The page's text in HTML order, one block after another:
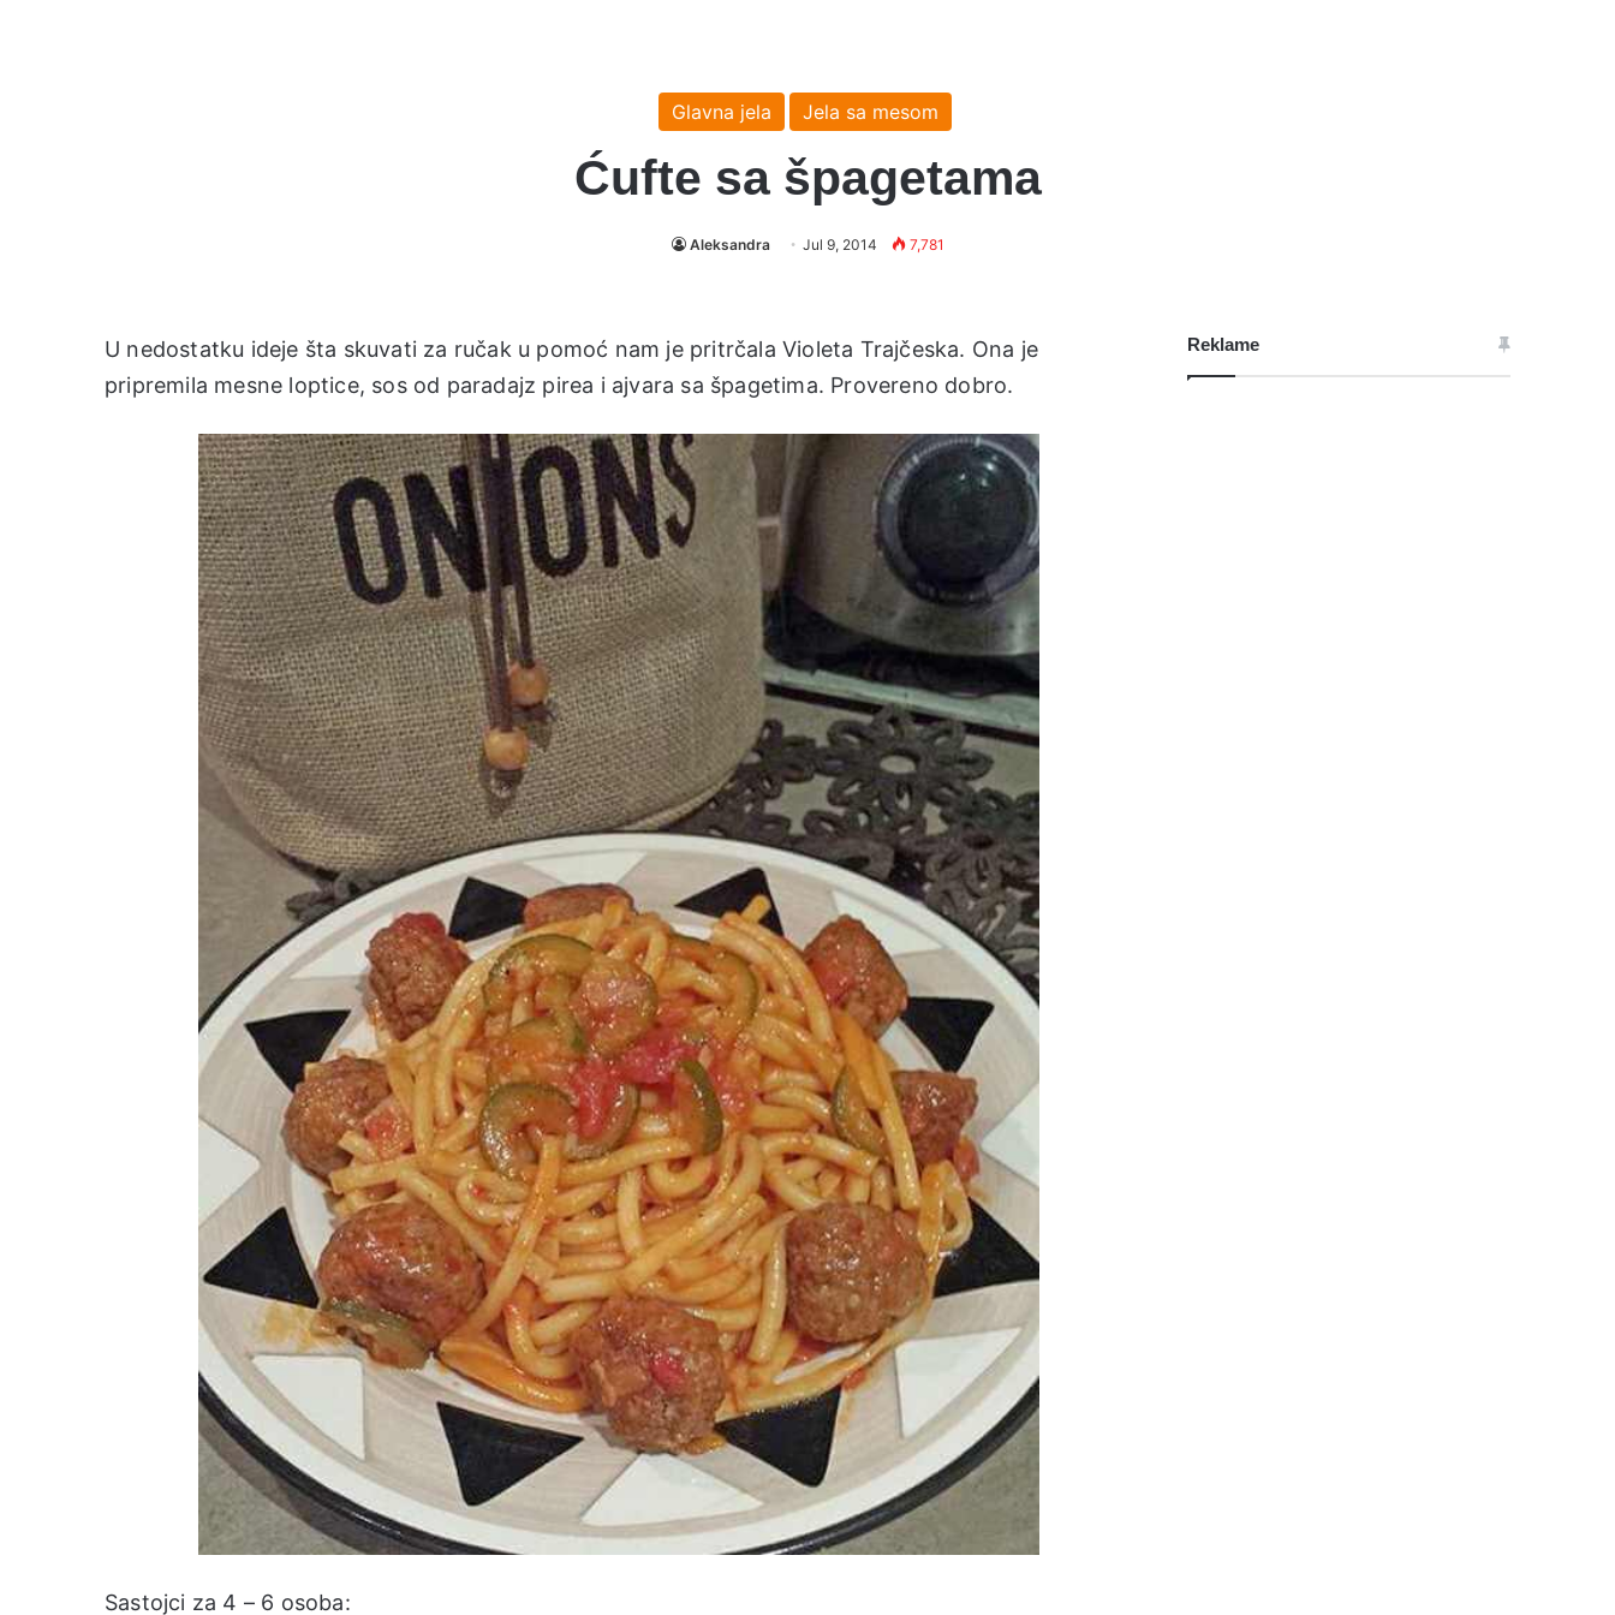
Glavna jela Jela sa mesom
Ćufte sa špagetama
Aleksandra Jul 9, 2014 7,781
U nedostatku ideje šta skuvati za ručak u pomoć nam je pritrčala Violeta Trajčeska. Ona je
pripremila mesne loptice, sos od paradajz pirea i ajvara sa špagetima. Provereno dobro.
Sastojci za 4 – 6 osoba:
Reklame